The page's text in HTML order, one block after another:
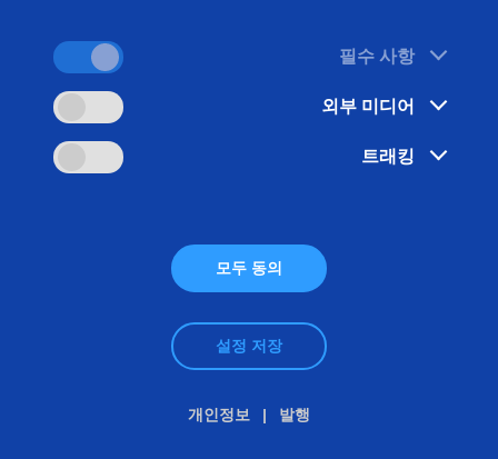
족하기 위해 혁신과 효율적인 제조 기술 사용에 지속
적으로 집중하고 있습니다.
필수 사항
외부 미디어
트래킹
모두 동의
설정 저장
개인정보 발행